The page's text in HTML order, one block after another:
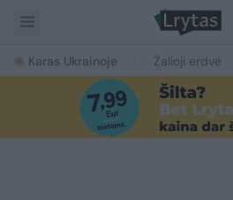
Karas Ukrainoje Žalioji erdvė